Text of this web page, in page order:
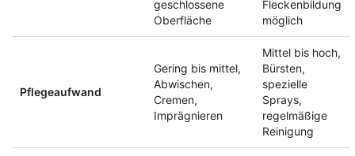
geschlossene
Oberfläche
Fleckenbildung
möglich
Pflegeaufwand
Gering bis mittel,
Abwischen,
Cremen,
Imprägnieren
Mittel bis hoch,
Bürsten,
spezielle
Sprays,
regelmäßige
Reinigung